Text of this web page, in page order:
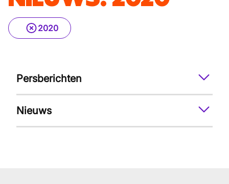
2020
Persberichten
Nieuws